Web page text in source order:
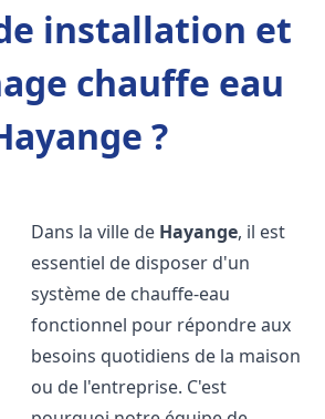
installation et
chauffe eau
?
Dans la ville de Hayange, il est
essentiel de disposer d'un
système de chauffe-eau
fonctionnel pour répondre aux
besoins quotidiens de la maison
ou de l'entreprise. C'est